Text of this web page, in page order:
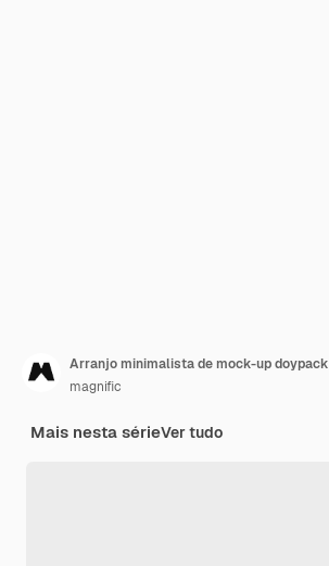
Arranjo minimalista de mock-up doypack
magnific
Mais nesta sérieVer tudo